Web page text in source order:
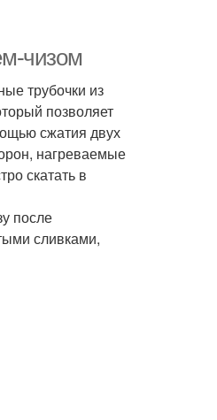
чизом
трубочки из
позволяет
сжатия двух
нагреваемые
скатать в
после
сливками,